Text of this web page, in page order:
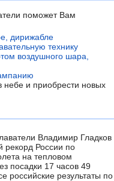
поможет Вам
дирижабле
технику
воздушного шара,
небе и приобрести новых
Владимир Гладков
рекорд России по
на тепловом
посадки 17 часов 49
российские результаты по